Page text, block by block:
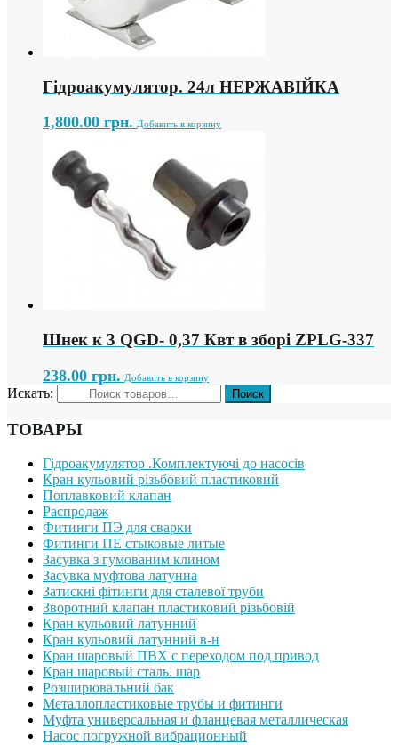
Гідроакумулятор. 24л НЕРЖАВІЙКА
1,800.00 грн. Добавить в корзину
Шнек к 3 QGD- 0,37 Квт в зборі ZPLG-337
238.00 грн. Добавить в корзину
Искать:
ТОВАРЫ
Гідроакумулятор .Комплектуючі до насосів
Кран кульовий різьбовий пластиковий
Поплавковий клапан
Распродаж
Фитинги ПЭ для сварки
Фитинги ПЕ стыковые литые
Засувка з гумованим клином
Засувка муфтова латунна
Затискні фітинги для сталевої труби
Зворотний клапан пластиковий різьбовій
Кран кульовий латунний
Кран кульовий латунний в-н
Кран шаровый ПВХ с переходом под привод
Кран шаровый сталь. шар
Розширювальний бак
Металлопластиковые трубы и фитинги
Муфта универсальная и фланцевая металлическая
Насос погружной вибрационный